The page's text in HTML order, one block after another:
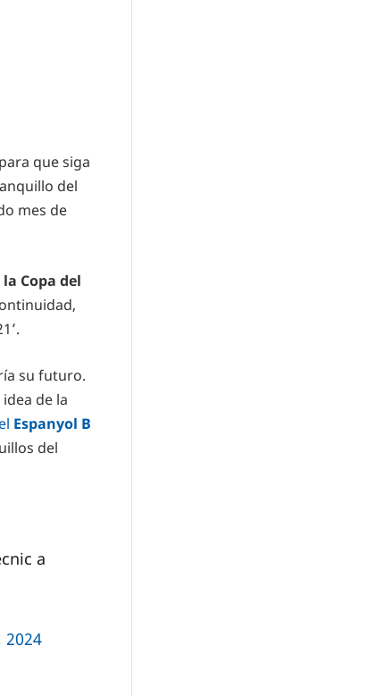
que siga
del
mes de
Copa del
su futuro.
idea de la
Espanyol B
del
a
2024